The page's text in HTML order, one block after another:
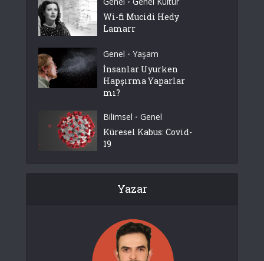
Wi-fi Mucidi Hedy
Lamarr
Genel • Yaşam
İnsanlar Uyurken
Hapşırma Yaparlar
mı?
Bilimsel • Genel
Küresel Kabus: Covid-
19
Yazar